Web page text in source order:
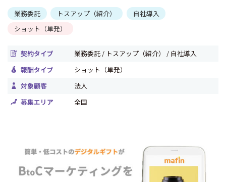
業務委託 トスアップ（紹介）
自社導入
ショット（単発）
契約タイプ
業務委託 / トスアップ（紹介） / 自社導入
報酬タイプ
ショット（単発）
対象顧客
法人
募集エリア
全国